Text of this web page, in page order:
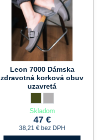
Leon 7000 Dámska
zdravotná korková obuv
uzavretá
Skladom
47 €
38,21 € bez DPH